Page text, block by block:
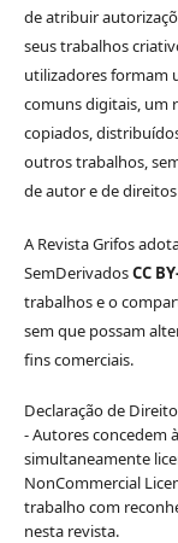
de atribuir
seus trabalhos
utilizadores formam
comuns digitais, um
copiados,
outros trabalhos,
de autor e de
A Revista Grifos
SemDerivadosCC
trabalhos e o
sem que possam
fins comerciais.
Declaração de
- Autores concedem
simultaneamente
NonCommercial
trabalho com
nesta revista.